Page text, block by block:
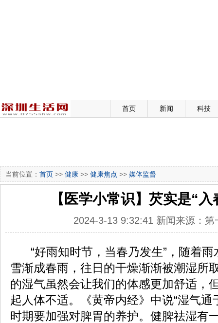
首页 新闻 科技
当前位置： 首页 >> 健康 >> 健康焦点 >> 媒体监督
【医学小常识】芡实是“
2024-3-13 9:32:41 新闻来源：第
“好雨知时节，当春乃发生”，随着
雪渐成春雨，往日的干燥渐渐被潮湿所
的湿气虽然会让我们的体感更加舒适，
起人体不适。《黄帝内经》中说“湿气通
时期要加强对脾胃的养护。健脾祛湿有